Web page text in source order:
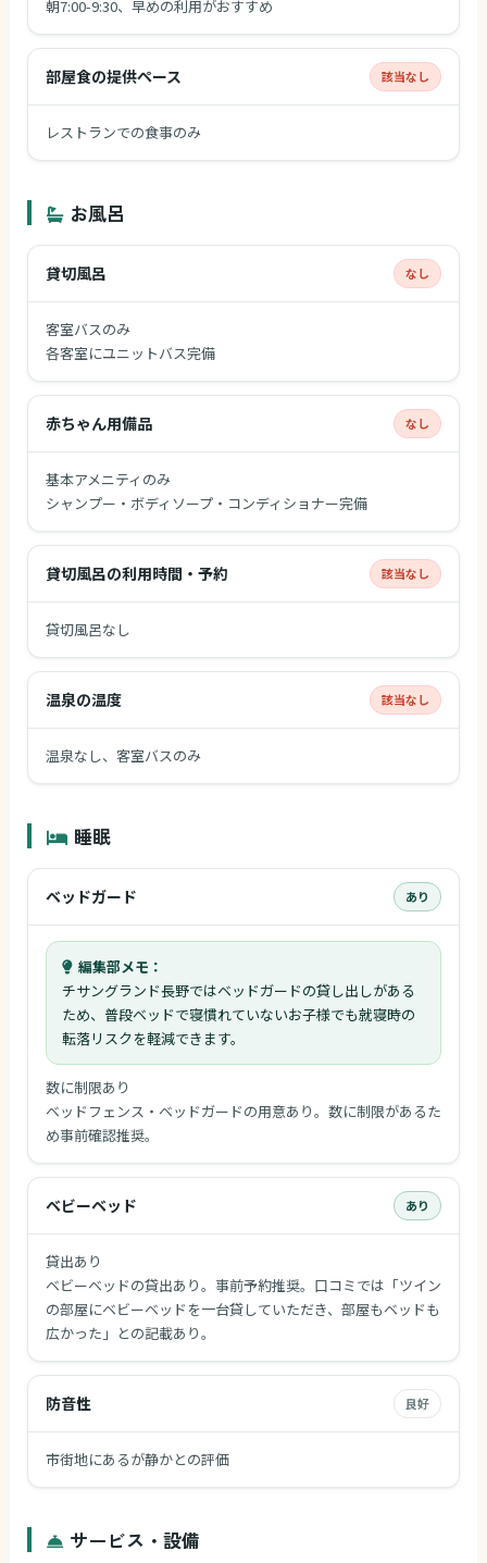
朝7:00-9:30、早めの利用がおすすめ
部屋食の提供ペース 該当なし
レストランでの食事のみ
お風呂
貸切風呂 なし
客室バスのみ
各客室にユニットバス完備
赤ちゃん用備品 なし
基本アメニティのみ
シャンプー・ボディソープ・コンディショナー完備
貸切風呂の利用時間・予約 該当なし
貸切風呂なし
温泉の温度 該当なし
温泉なし、客室バスのみ
睡眠
ベッドガード あり
編集部メモ：
チサングランド長野ではベッドガードの貸し出しがある
ため、普段ベッドで寝慣れていないお子様でも就寝時の
転落リスクを軽減できます。
数に制限あり
ベッドフェンス・ベッドガードの用意あり。数に制限があるた
め事前確認推奨。
ベビーベッド あり
貸出あり
ベビーベッドの貸出あり。事前予約推奨。口コミでは「ツイン
の部屋にベビーベッドを一台貸していただき、部屋もベッドも
広かった」との記載あり。
防音性 良好
市街地にあるが静かとの評価
サービス・設備